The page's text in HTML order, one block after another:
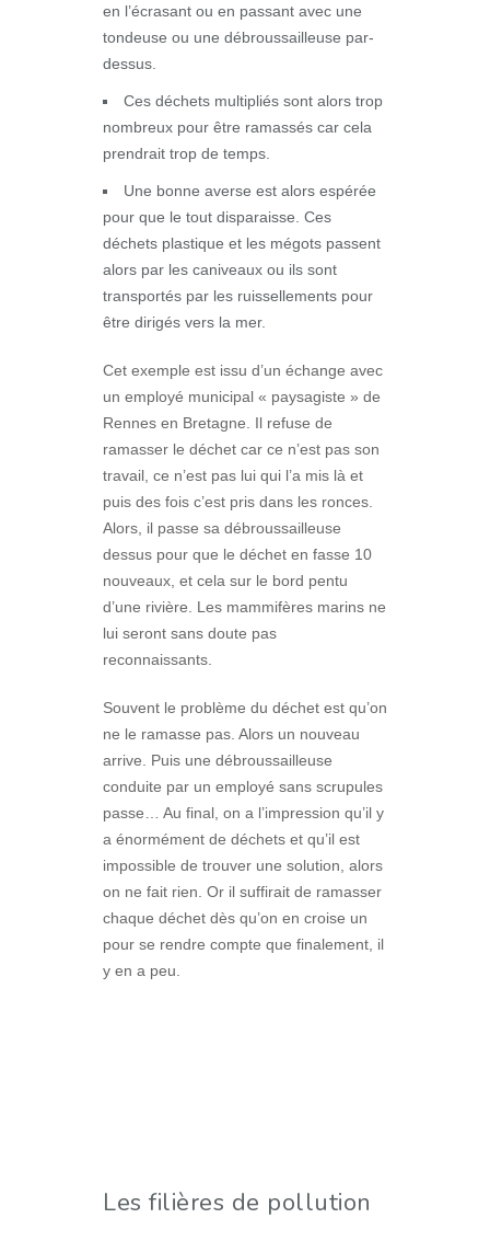
en l’écrasant ou en passant avec une
tondeuse ou une débroussailleuse par-
dessus.
Ces déchets multipliés sont alors trop
nombreux pour être ramassés car cela
prendrait trop de temps.
Une bonne averse est alors espérée
pour que le tout disparaisse. Ces
déchets plastique et les mégots passent
alors par les caniveaux ou ils sont
transportés par les ruissellements pour
être dirigés vers la mer.
Cet exemple est issu d’un échange avec
un employé municipal « paysagiste » de
Rennes en Bretagne. Il refuse de
ramasser le déchet car ce n’est pas son
travail, ce n’est pas lui qui l’a mis là et
puis des fois c’est pris dans les ronces.
Alors, il passe sa débroussailleuse
dessus pour que le déchet en fasse 10
nouveaux, et cela sur le bord pentu
d’une rivière. Les mammifères marins ne
lui seront sans doute pas
reconnaissants.
Souvent le problème du déchet est qu’on
ne le ramasse pas. Alors un nouveau
arrive. Puis une débroussailleuse
conduite par un employé sans scrupules
passe… Au final, on a l’impression qu’il y
a énormément de déchets et qu’il est
impossible de trouver une solution, alors
on ne fait rien. Or il suffirait de ramasser
chaque déchet dès qu’on en croise un
pour se rendre compte que finalement, il
y en a peu.
Les filières de pollution